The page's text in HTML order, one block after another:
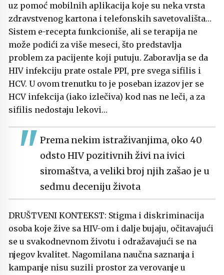
uz pomoć mobilnih aplikacija koje su neka vrsta
zdravstvenog kartona i telefonskih savetovališta…
Sistem e-recepta funkcioniše, ali se terapija ne
može podići za više meseci, što predstavlja
problem za pacijente koji putuju. Zaboravlja se da
HIV infekciju prate ostale PPI, pre svega sifilis i
HCV. U ovom trenutku to je poseban izazov jer se
HCV infekcija (iako izlečiva) kod nas ne leči, a za
sifilis nedostaju lekovi…
Prema nekim istraživanjima, oko 40
odsto HIV pozitivnih živi na ivici
siromaštva, a veliki broj njih zašao je u
sedmu deceniju života
DRUŠTVENI KONTEKST: Stigma i diskriminacija
osoba koje žive sa HIV-om i dalje bujaju, očitavajući
se u svakodnevnom životu i odražavajući se na
njegov kvalitet. Nagomilana naučna saznanja i
kampanje nisu suzili prostor za verovanje u